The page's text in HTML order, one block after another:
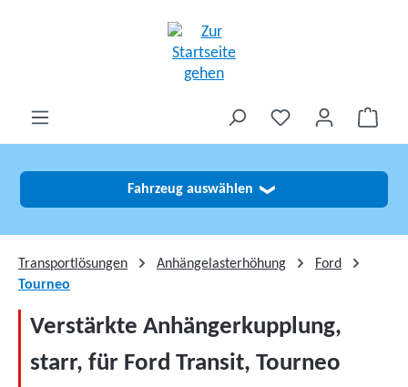
Fahrzeug auswählen ❯
Transportlösungen Anhängelasterhöhung
Ford
Tourneo
Verstärkte Anhängerkupplung,
starr, für Ford Transit, Tourneo